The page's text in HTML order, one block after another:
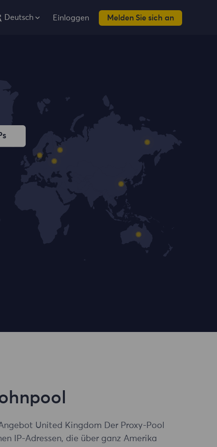
Deutsch Einloggen Melden Sie sich an
United Kingdom Der Proxy-Pool
IP-Adressen, die über ganz Amerika